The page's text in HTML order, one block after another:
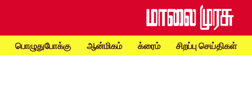
பொழுதுபோக்கு ஆன்மிகம் க்ரைம் சிறப்பு செய்திகள்